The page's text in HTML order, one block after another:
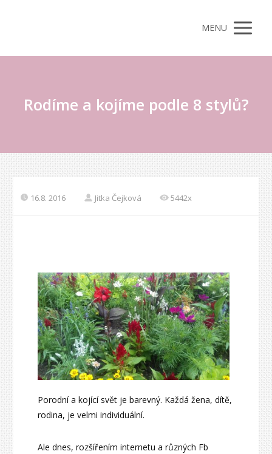
MENU
Rodíme a kojíme podle 8 stylů?
16.8. 2016 Jitka Čejková 5442x
Porodní a kojící svět je barevný. Každá žena, dítě,
rodina, je velmi individuální.
Ale dnes, rozšířením internetu a různých Fb